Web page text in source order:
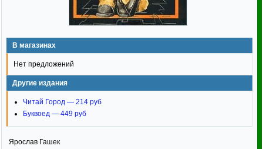
В магазинах
Нет предложений
Другие издания
Читай Город — 214 руб
Буквоед — 449 руб
Ярослав Гашек